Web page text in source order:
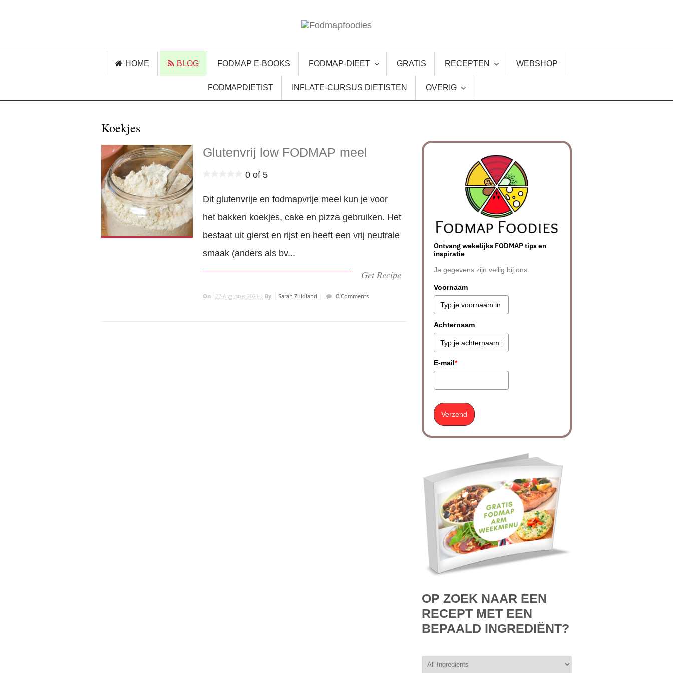
HOME BLOG FODMAP E-BOOKS FODMAP-DIEET GRATIS RECEPTEN WEBSHOP
FODMAPDIETIST INFLATE-CURSUS DIETISTEN OVERIG
Koekjes
Glutenvrij low FODMAP meel
0 of 5
Dit glutenvrije en fodmapvrije meel kun je voor
het bakken koekjes, cake en pizza gebruiken. Het
bestaat uit gierst en rijst en heeft een vrij neutrale
smaak (anders als bv...
Get Recipe
On 27 Augustus 2021 | By Sarah Zuidland 0 Comments
Ontvang wekelijks FODMAP tips en
inspiratie
Je gegevens zijn veilig bij ons
Voornaam
Achternaam
E-mail*
Verzend
OP ZOEK NAAR EEN
RECEPT MET EEN
BEPAALD INGREDIËNT?